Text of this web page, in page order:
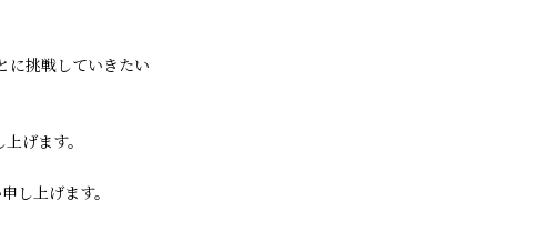
に挑戦していきたい
げます。
し上げます。